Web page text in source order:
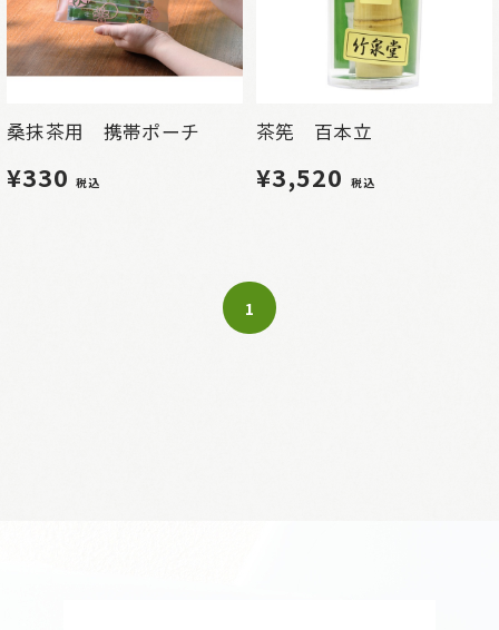
桑抹茶用 携帯ポーチ
¥330税込
茶筅 百本立
¥3,520 税込
1